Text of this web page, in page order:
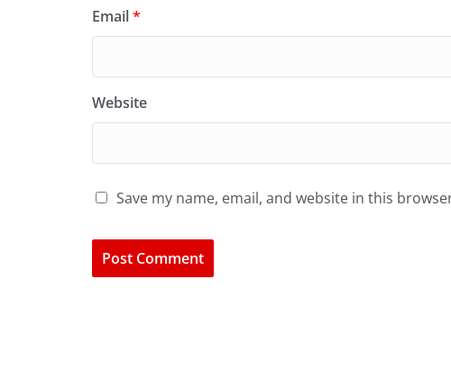
Email*
Website
Save my name, email, and website in this